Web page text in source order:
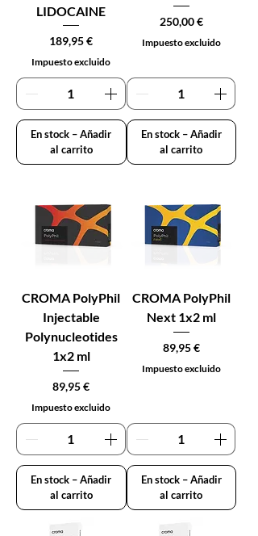
LIDOCAINE
Precio
189,95 €
Impuesto excluido
En stock – Añadir
al carrito
Precio
250,00 €
Impuesto excluido
En stock – Añadir
al carrito
CROMA PolyPhil
Injectable
Polynucleotides
1x2 ml
Precio
89,95 €
Impuesto excluido
En stock – Añadir
al carrito
CROMA PolyPhil
Next 1x2 ml
Precio
89,95 €
Impuesto excluido
En stock – Añadir
al carrito